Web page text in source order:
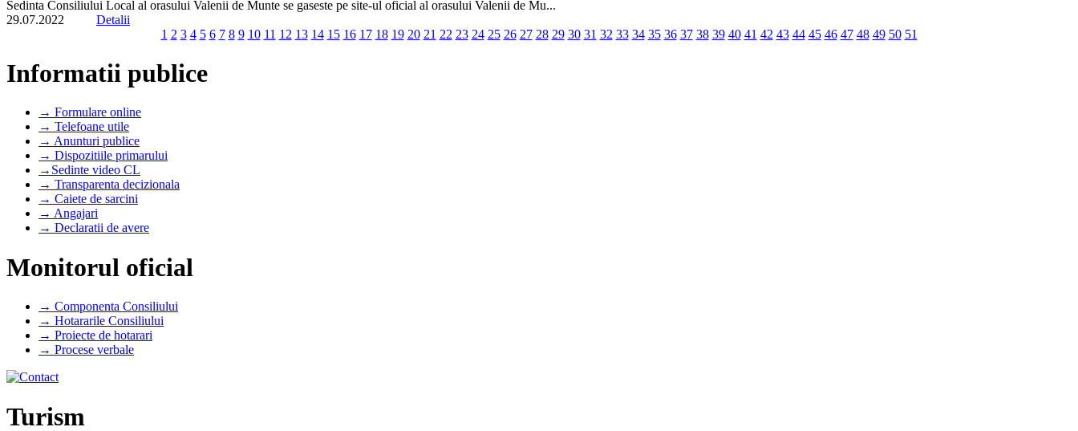
Sedinta Consiliului Local al orasului Valenii de Munte se gaseste pe site-ul oficial al orasului Valenii de Mu...
29.07.2022 Detalii
1 2 3 4 5 6 7 8 9 10 11 12 13 14 15 16 17 18 19 20 21 22 23 24 25 26 27 28 29 30 31 32 33 34 35 36 37 38 39 40 41 42 43 44 45 46 47 48 49 50 51
Informatii publice
→ Formulare online
→ Telefoane utile
→ Anunturi publice
→ Dispozitiile primarului
→Sedinte video CL
→ Transparenta decizionala
→ Caiete de sarcini
→ Angajari
→ Declaratii de avere
Monitorul oficial
→ Componenta Consiliului
→ Hotararile Consiliului
→ Proiecte de hotarari
→ Procese verbale
Turism